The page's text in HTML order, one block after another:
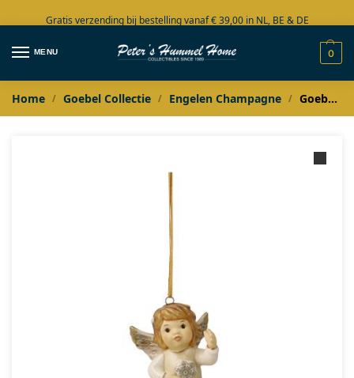
Gratis verzending bij bestelling vanaf € 39,00 in NL, BE & DE
Grote collectie in voorraad
MENU 0
Home / Goebel Collectie / Engelen Champagne / Goebel Champagne Ornament engel Auf dem Weg zur Erde